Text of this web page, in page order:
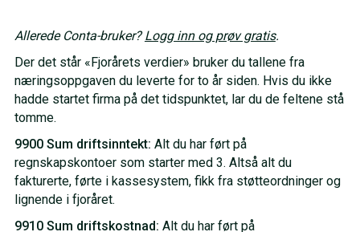
Allerede Conta-bruker?Logg inn og prøv gratis.
Der det står «Fjorårets verdier» bruker du tallene fra
næringsoppgaven du leverte for to år siden. Hvis du ikke
hadde startet firma på det tidspunktet, lar du de feltene stå
tomme.
9900 Sum driftsinntekt: Alt du har ført på
regnskapskontoer som starter med 3. Altså alt du
fakturerte, førte i kassesystem, fikk fra støtteordninger og
lignende i fjoråret.
9910 Sum driftskostnad: Alt du har ført på